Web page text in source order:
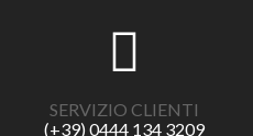
SERVIZIO CLIENTI
(+39) 0444 134 3209